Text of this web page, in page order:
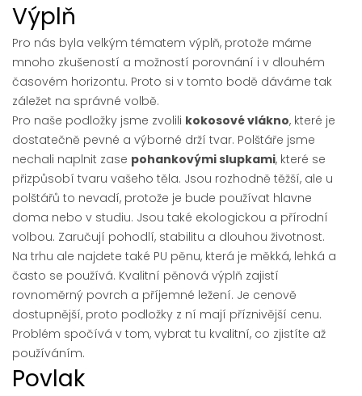
Výplň
Pro nás byla velkým tématem výplň, protože máme
mnoho zkušeností a možností porovnání i v dlouhém
časovém horizontu. Proto si v tomto bodě dáváme tak
záležet na správné volbě.
Pro naše podložky jsme zvolili kokosové vlákno, které je
dostatečně pevné a výborné drží tvar. Polštáře jsme
nechali naplnit zase pohankovými slupkami, které se
přizpůsobí tvaru vašeho těla. Jsou rozhodně těžší, ale u
polštářů to nevadí, protože je bude používat hlavne
doma nebo v studiu. Jsou také ekologickou a přírodní
volbou. Zaručují pohodlí, stabilitu a dlouhou životnost.
Na trhu ale najdete také PU pěnu, která je měkká, lehká a
často se používá. Kvalitní pěnová výplň zajistí
rovnoměrný povrch a příjemné ležení. Je cenově
dostupnější, proto podložky z ní mají příznivější cenu.
Problém spočívá v tom, vybrat tu kvalitní, co zjistíte až
používáním.
Povlak